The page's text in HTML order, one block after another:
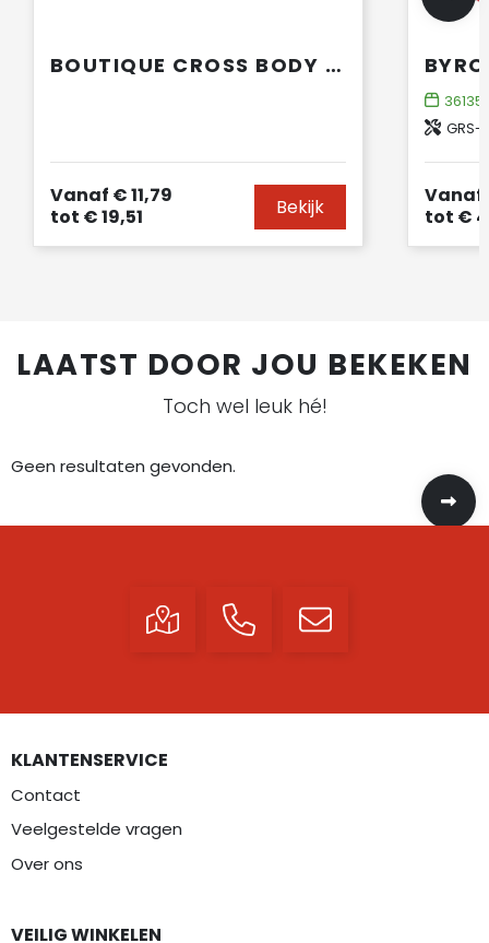
BOUTIQUE CROSS BODY PHONE POUCH
Vanaf € 11,79
tot € 19,51 Bekijk
36135
GRS-
Vanaf
tot €
LAATST DOOR JOU BEKEKEN
Toch wel leuk hé!
Geen resultaten gevonden.
KLANTENSERVICE
Contact
Veelgestelde vragen
Over ons
VEILIG WINKELEN